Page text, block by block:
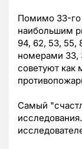
Помимо 33-го
наибольшим
94, 62, 53, 55,
номерами 33,
советуют как
Самый